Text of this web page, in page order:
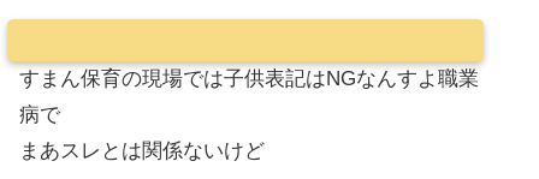
すまん保育の現場では子供表記はNGなんすよ職業
病で
まあスレとは関係ないけど